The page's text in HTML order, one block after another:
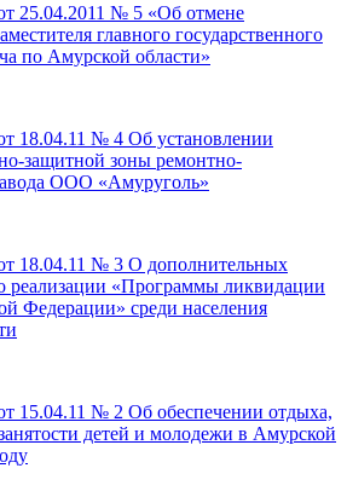
25.04.2011 № 5 «Об отмене
главного государственного
по Амурской области»
18.04.11 № 4 Об установлении
защитной зоны ремонтно-
ООО «Амуруголь»
18.04.11 № 3 О дополнительных
реализации «Программы ликвидации
Федерации» среди населения
15.04.11 № 2 Об обеспечении отдыха,
детей и молодежи в Амурской